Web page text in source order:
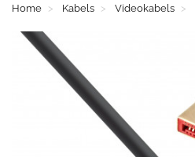
Home Kabels Videokabels